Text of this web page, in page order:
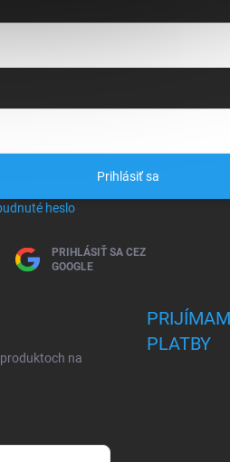
Prihlásiť sa
heslo
PRIHLÁSIŤ SA CEZ
GOOGLE
na
PLATBY